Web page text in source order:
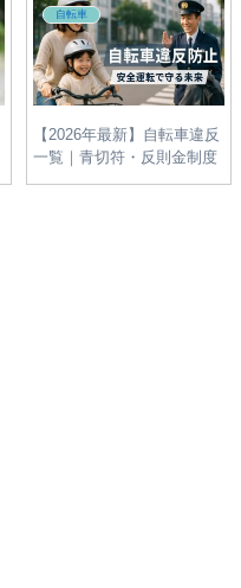
政治
【2025年参院選】各党の最
新公約・争点まとめ｜物価
高・減税・エネルギー政策